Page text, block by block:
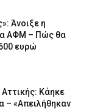
Άνοιξε η
ΑΦΜ – Πώς θα
ευρώ
Κάηκε
– «Απειλήθηκαν